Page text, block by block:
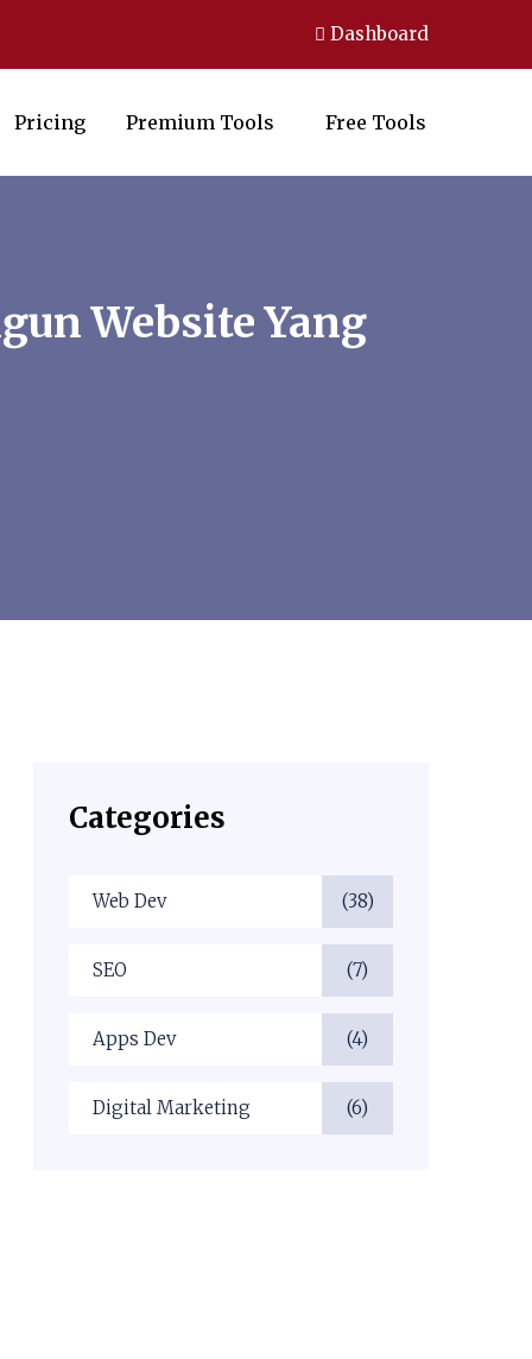
Dashboard
Pricing Premium Tools Free Tools
Website Yang
Categories
Web Dev (38)
SEO (7)
Apps Dev (4)
Digital Marketing (6)